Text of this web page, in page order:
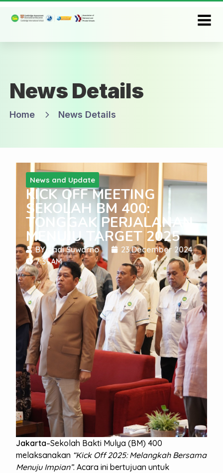
News Details
Home News Details
News and Update
KICK OFF MEETING
SEKOLAH BM 400:
TONGGAK PERJALANAN
MENUJU TARGET 2025
BYHadi Suwarno
23 December 2024
7:31 AM
Jakarta–Sekolah Bakti Mulya (BM) 400
melaksanakan “Kick Off 2025: Melangkah Bersama
Menuju Impian”. Acara ini bertujuan untuk